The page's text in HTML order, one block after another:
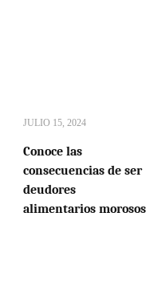
JULIO 15, 2024
Conoce las
consecuencias de ser
deudores
alimentarios morosos